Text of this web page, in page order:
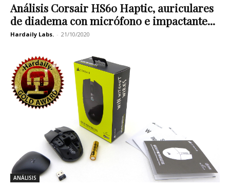
Análisis Corsair HS60 Haptic, auriculares
de diadema con micrófono e impactante...
Hardaily Labs. - 21/10/2020
ANÁLISIS